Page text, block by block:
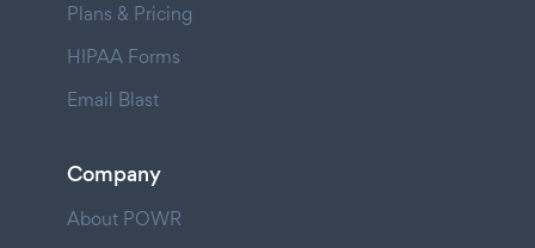
Plans & Pricing
HIPAA Forms
Email Blast
Company
About POWR